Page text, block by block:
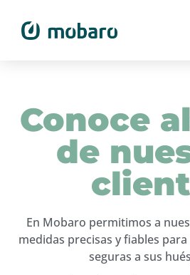
Conoce
de
En Mobaro permitimos a
medidas precisas y fiables
seguras a sus